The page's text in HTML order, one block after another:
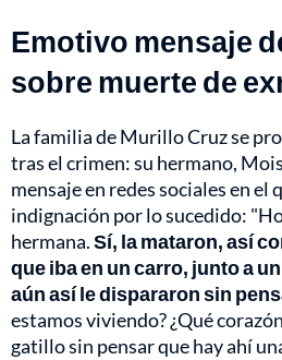
Emotivo mensaje
sobre muerte de
La familia de Murillo Cruz se
tras el crimen: su hermano,
mensaje en redes sociales en el
indignación por lo sucedido:
hermana.Sí, la mataron, así
que iba en un carro, junto a
aún así le dispararon sin
estamos viviendo? ¿Qué
gatillo sin pensar que hay ahí